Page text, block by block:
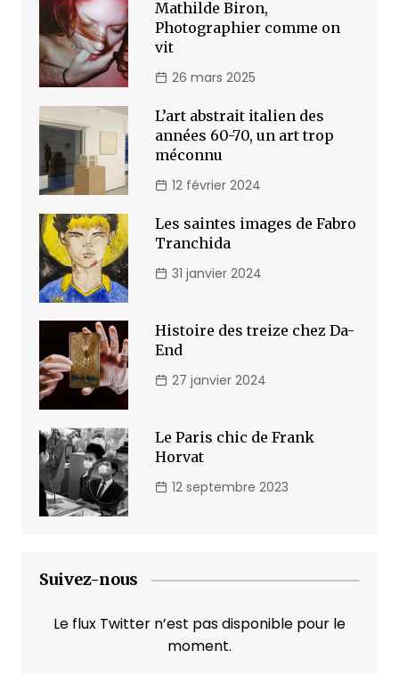
Mathilde Biron,
Photographier comme on
vit
26 mars 2025
L’art abstrait italien des
années 60-70, un art trop
méconnu
12 février 2024
Les saintes images de Fabro
Tranchida
31 janvier 2024
Histoire des treize chez Da-
End
27 janvier 2024
Le Paris chic de Frank
Horvat
12 septembre 2023
Suivez-nous
Le flux Twitter n’est pas disponible pour le
moment.